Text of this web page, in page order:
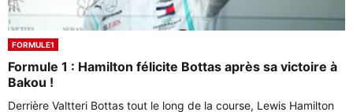
FORMULE1
Formule 1 : Hamilton félicite Bottas après sa victoire à
Bakou !
Derrière Valtteri Bottas tout le long de la course, Lewis Hamilton